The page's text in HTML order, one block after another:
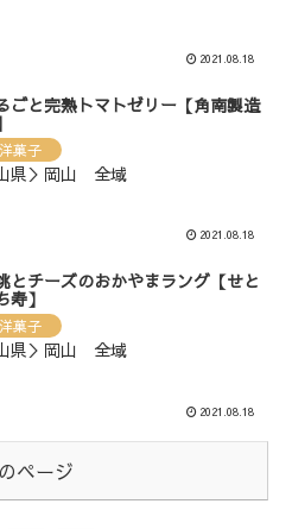
2021.08.18
ごと完熟トマトゼリー【角南製造
洋菓子
県＞岡山 全域
2021.08.18
とチーズのおかやまラング【せと
寿】
洋菓子
県＞岡山 全域
2021.08.18
ページ